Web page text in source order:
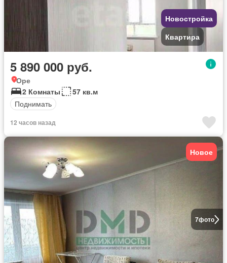
Новостройка
Квартира
5 890 000 руб.
Оре
2 Комнаты
57 кв.м
Поднимать
12 часов назад
7фото
Новое